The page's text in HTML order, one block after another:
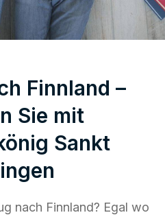
Finnland –
Sie mit
Sankt
nach Finnland? Egal wo